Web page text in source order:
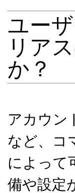
ユー
リア
か？
アカウン
など、コ
によって
備や設定